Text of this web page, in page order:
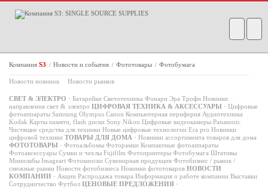
Компания S3 / Новости и события / Фототовары / Фотобумага
Новости новинок Новости рынков
СВЕТ & ЭЛЕКТРО · Батарейки Светотехника Фонари Эра Трофи Новинки
направления свет & электро ЦИФРОВАЯ ТЕХНИКА & АКСЕССУАРЫ · Цифровые
фотоаппараты Samsung Olympus Canon Компьютерная периферия Аудиотехника
Kodak Карты памяти, flash диски Sony Nikon Цифровые видеокамеры Panasonic
Чистящие средства для техники Новые цифровые технологии Era pro Новинки
цифровой техники ТОВАРЫ ДЛЯ ДОМА · Новинки ассортимента товаров для дома
ФОТОТОВАРЫ · Фотоальбомы Фоторамки Компактные фотоаппараты
Фотоаксессуары Сумки и чехлы Fujifilm Фотопринтеры Фотобумага Штативы
Минилабы Imageart Фотокиоски Сувенирная продукция Фотобизнес / рынок /
смежные рынки Новости фотобизнеса Новинки фототоваров НОВОСТИ
КОМПАНИИ · Акции Распродажа товара Информация о работе компании Выставки
Сотрудничество Футбол ЦЕНОВЫЕ ПРЕДЛОЖЕНИЯ ·